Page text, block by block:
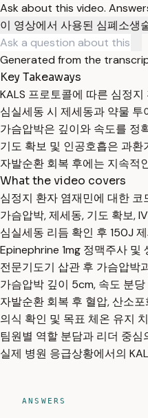
Ask about this video.
이 영상에서 사용된 심폐소생
Generated from the
Key Takeaways
KALS 프로토콜에 따른 심정
심실세동 시 제세동과 약물
가슴압박은 깊이와 속도를 정
기도 확보 및 인공호흡은 과
자발순환 회복 후에는 지속적
What the video covers
심정지 환자 염재민에 대한
가슴압박, 제세동, 기도 확보,
심실세동 리듬 확인 후 150J
Epinephrine 1mg 정맥주사 및
전문기도기 삽관 후 가슴압박
가슴압박 깊이 5cm, 속도 분
자발순환 회복 후 혈압, 산소
의식 확인 및 목표 체온 유지
팀원별 역할 분담과 리더 중
실제 병원 응급상황에서의
ANSWERS